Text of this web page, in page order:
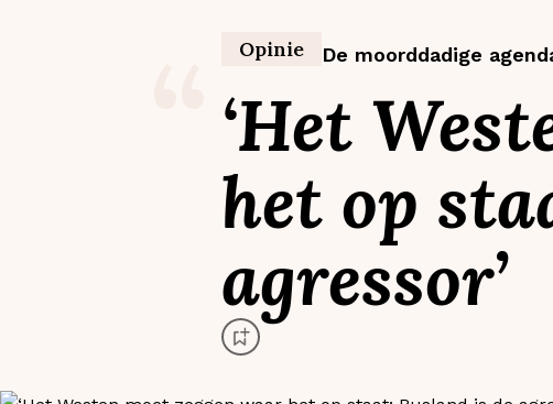
Opinie De moorddadige
‘Het
het op
agressor’